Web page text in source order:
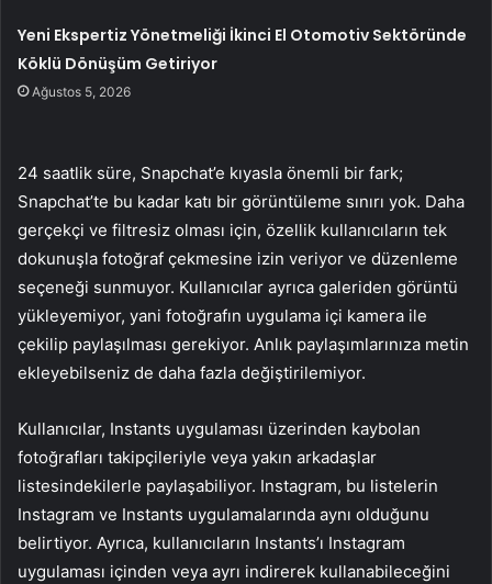
Yeni Ekspertiz Yönetmeliği İkinci El Otomotiv Sektöründe
Köklü Dönüşüm Getiriyor
Ağustos 5, 2026
24 saatlik süre, Snapchat’e kıyasla önemli bir fark;
Snapchat’te bu kadar katı bir görüntüleme sınırı yok. Daha
gerçekçi ve filtresiz olması için, özellik kullanıcıların tek
dokunuşla fotoğraf çekmesine izin veriyor ve düzenleme
seçeneği sunmuyor. Kullanıcılar ayrıca galeriden görüntü
yükleyemiyor, yani fotoğrafın uygulama içi kamera ile
çekilip paylaşılması gerekiyor. Anlık paylaşımlarınıza metin
ekleyebilseniz de daha fazla değiştirilemiyor.
Kullanıcılar, Instants uygulaması üzerinden kaybolan
fotoğrafları takipçileriyle veya yakın arkadaşlar
listesindekilerle paylaşabiliyor. Instagram, bu listelerin
Instagram ve Instants uygulamalarında aynı olduğunu
belirtiyor. Ayrıca, kullanıcıların Instants’ı Instagram
uygulaması içinden veya ayrı indirerek kullanabileceğini